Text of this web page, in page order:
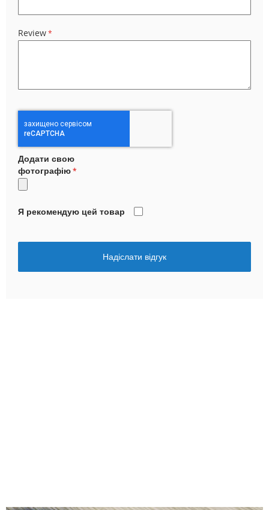
Review
Додати свою
фотографію
Я рекомендую цей товар
Надіслати відгук